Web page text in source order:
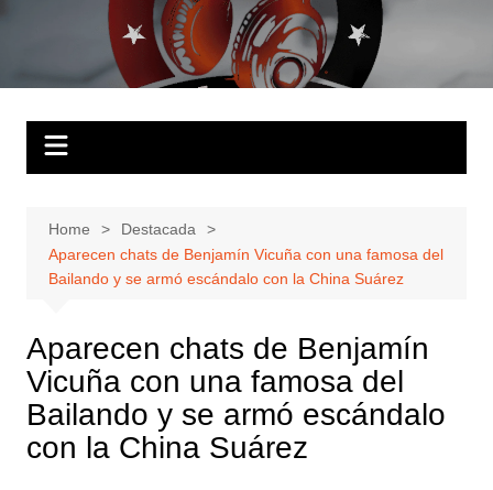
Solo Hits
Home
Destacada
Aparecen chats de Benjamín Vicuña con una famosa del
Bailando y se armó escándalo con la China Suárez
Aparecen chats de Benjamín
Vicuña con una famosa del
Bailando y se armó escándalo
con la China Suárez